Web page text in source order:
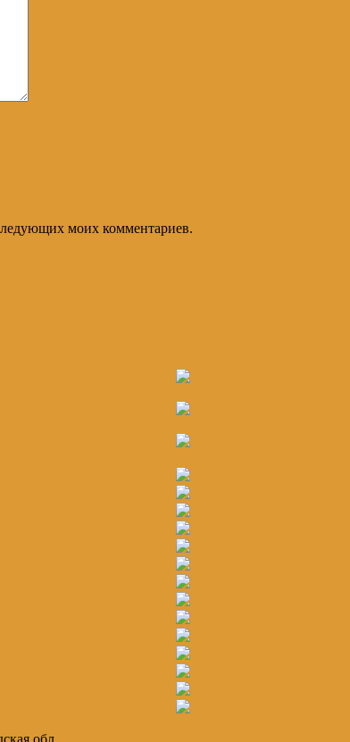
моих комментариев.